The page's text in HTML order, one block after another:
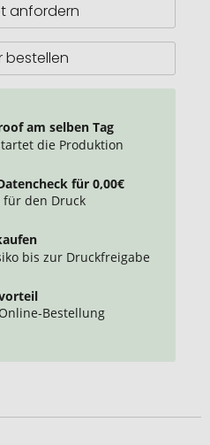
anfordern
bestellen
am selben Tag
die Produktion
für 0,00€
den Druck
bis zur Druckfreigabe
Bestellung